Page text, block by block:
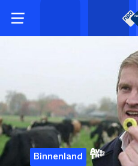
Binnenland